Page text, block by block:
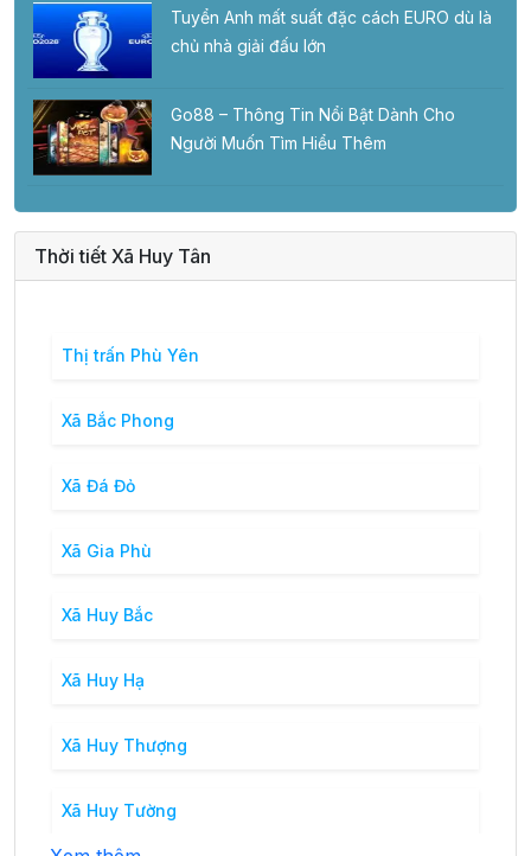
Tuyển Anh mất suất đặc cách EURO dù là
chủ nhà giải đấu lớn
Go88 – Thông Tin Nổi Bật Dành Cho
Người Muốn Tìm Hiểu Thêm
Thời tiết Xã Huy Tân
Thị trấn Phù Yên
Xã Bắc Phong
Xã Đá Đỏ
Xã Gia Phù
Xã Huy Bắc
Xã Huy Hạ
Xã Huy Thượng
Xã Huy Tường